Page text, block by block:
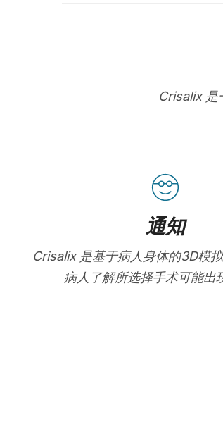
Crisalix 是
通知
Crisalix 是基于病人身体的3D模
病人了解所选择手术可能出